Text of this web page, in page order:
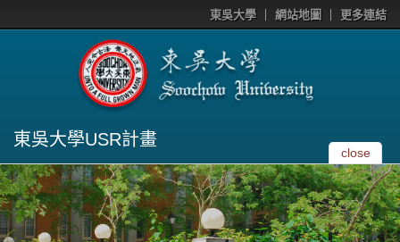
東吳大學 網站地圖 更多連結
東吳大學USR計畫
close